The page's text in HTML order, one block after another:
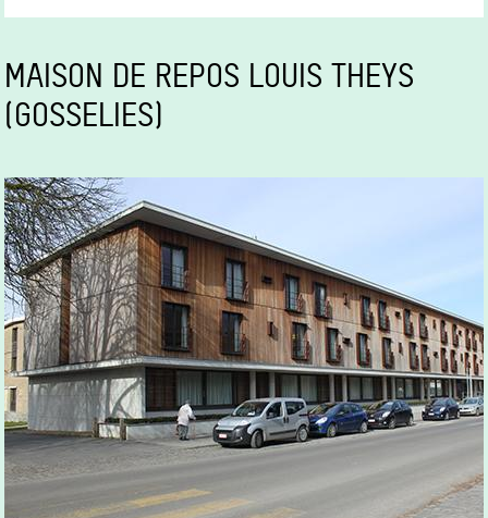
MAISON DE REPOS LOUIS THEYS
(GOSSELIES)